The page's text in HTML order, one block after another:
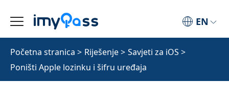
EN
Početna stranica > Riješenje> Savjeti za iOS >
Poništi Apple lozinku i šifru uređaja